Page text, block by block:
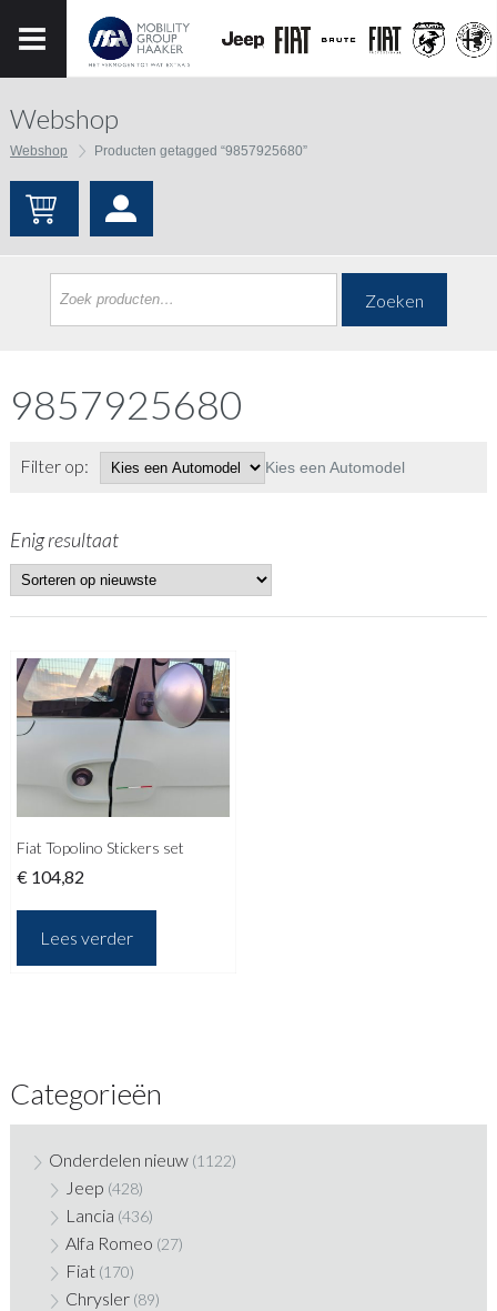
Webshop
Webshop Producten getagged “9857925680”
Zoeken
9857925680
Filter op: Kies een Automodel
Enig resultaat
Fiat Topolino Stickers set
€ 104,82
Lees verder
Categorieën
Onderdelen nieuw (1122)
Jeep (428)
Lancia (436)
Alfa Romeo (27)
Fiat (170)
Chrysler (89)